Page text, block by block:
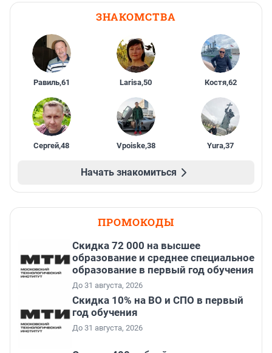
ЗНАКОМСТВА
Равиль,61 Larisa,50 Костя,62
Сергей,48 Vpoiske,38 Yura,37
Начать знакомиться
ПРОМОКОДЫ
Скидка 72 000 на высшее
образование и среднее специальное
образование в первый год обучения
До 31 августа, 2026
Скидка 10% на ВО и СПО в первый
год обучения
До 31 августа, 2026